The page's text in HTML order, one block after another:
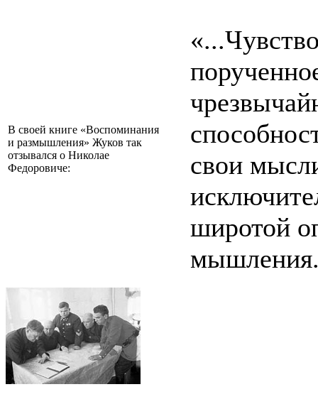
В своей книге «Воспоминания
и размышления» Жуков так
отзывался о Николае
Федоровиче:
свои
широтой